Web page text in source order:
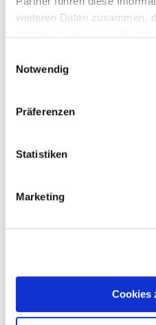
weiteren Daten zusammen,
Notwendig
Präferenzen
Statistiken
Marketing
Cookies